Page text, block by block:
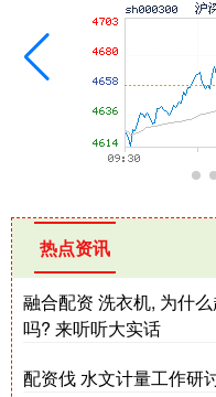
热点资讯
融合配资 洗衣机, 为什
吗? 来听听大实话
配资伐 水文计量工作研